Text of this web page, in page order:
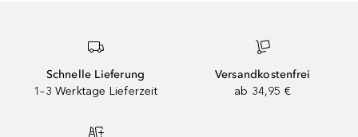
Schnelle Lieferung
1–3 Werktage Lieferzeit
Versandkostenfrei
ab 34,95 €